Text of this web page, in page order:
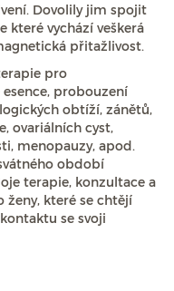
Dovolily jim spojit
které vychází veškerá
přitažlivost.
pro
probouzení
obtíží, zánětů,
ovariálních cyst,
menopauzy, apod.
období
terapie, konzultace a
ženy, které se chtějí
se svoji